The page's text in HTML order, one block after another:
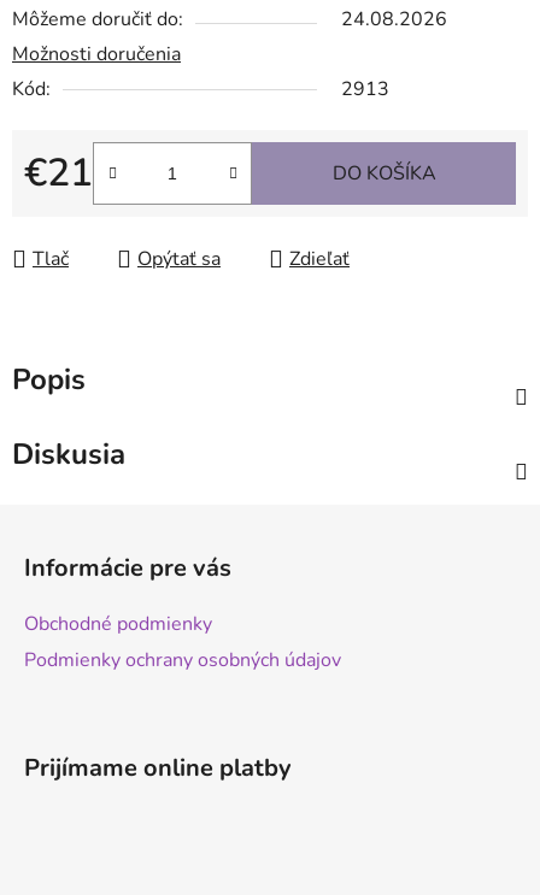
Môžeme doručiť do:
24.08.2026
Možnosti doručenia
Kód:
2913
€21
Jednotková cena:
DO KOŠÍKA
Tlač Opýtať sa Zdieľať
Popis
Diskusia
Informácie pre vás
Obchodné podmienky
Podmienky ochrany osobných údajov
Prijímame online platby